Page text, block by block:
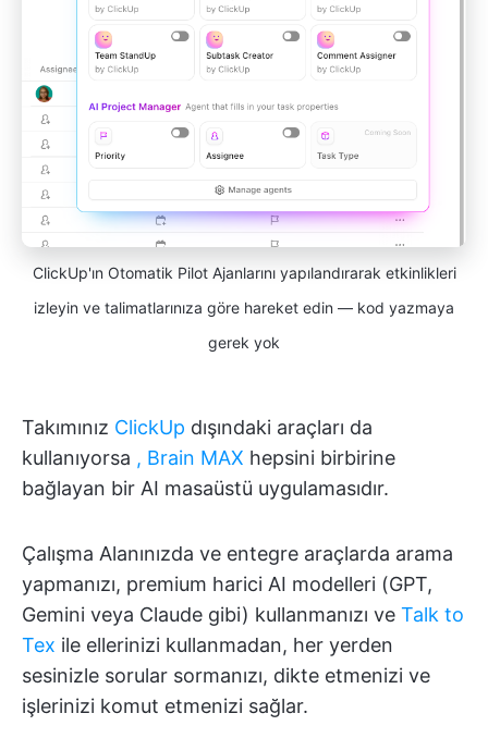
ClickUp'ın Otomatik Pilot Ajanlarını yapılandırarak etkinlikleri
izleyin ve talimatlarınıza göre hareket edin — kod yazmaya
gerek yok
Takımınız ClickUp dışındaki araçları da
kullanıyorsa , Brain MAX hepsini birbirine
bağlayan bir AI masaüstü uygulamasıdır.
Çalışma Alanınızda ve entegre araçlarda arama
yapmanızı, premium harici AI modelleri (GPT,
Gemini veya Claude gibi) kullanmanızı ve Talk to
Tex ile ellerinizi kullanmadan, her yerden
sesinizle sorular sormanızı, dikte etmenizi ve
işlerinizi komut etmenizi sağlar.